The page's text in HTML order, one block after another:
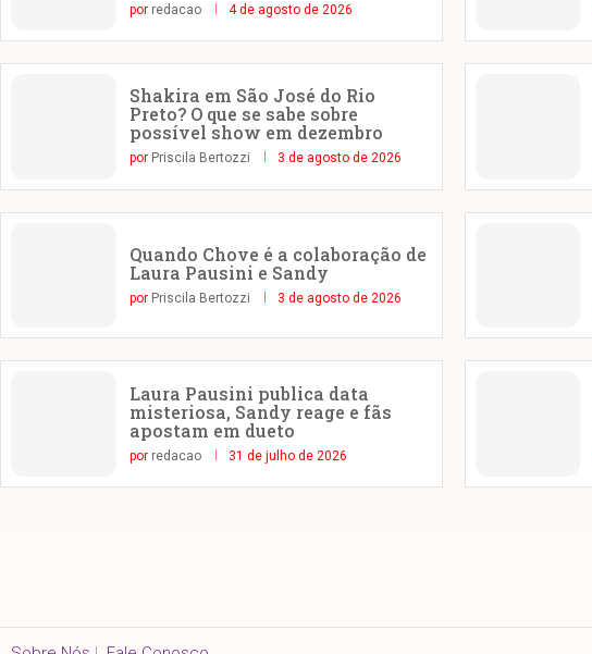
por redacao 4 de agosto de 2026
Shakira em São José do Rio
Preto? O que se sabe sobre
possível show em dezembro
por Priscila Bertozzi 3 de agosto de 2026
Quando Chove é a colaboração de
Laura Pausini e Sandy
por Priscila Bertozzi 3 de agosto de 2026
Laura Pausini publica data
misteriosa, Sandy reage e fãs
apostam em dueto
por redacao 31 de julho de 2026